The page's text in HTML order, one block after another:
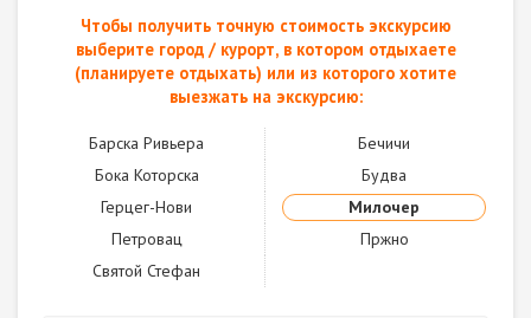
Чтобы получить точную стоимость экскурсию
выберите город / курорт, в котором отдыхаете
(планируете отдыхать) или из которого хотите
выезжать на экскурсию:
Барска Ривьера
Бечичи
Бока Которска
Будва
Герцег-Нови
Милочер
Петровац
Пржно
Святой Стефан